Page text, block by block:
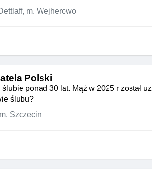
m. Wejherowo
Polski
ślubie ponad 30 lat. Mąż w 2025 r został
ślubu?
Szczecin